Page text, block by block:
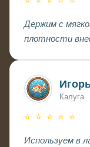
Держим с
плотности
Калуга
⭐ ⭐ ⭐ ⭐ ⭐
Используем в